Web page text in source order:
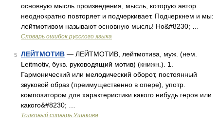
основную мысль произведения, мысль, которую автор
неоднократно повторяет и подчеркивает. Подчеркнем и мы:
лейтмотивом называют основную мысль! Но&#8230; …
Словарь ошибок русского языка
5 ЛЕЙТМОТИВ — ЛЕЙТМОТИВ, лейтмотива, муж. (нем.
Leitmotiv, букв. руководящий мотив) (книжн.). 1.
Гармонический или мелодический оборот, постоянный
звуковой образ (преимущественно в опере), употр.
композитором для характеристики какого нибудь героя или
какого&#8230; …
Толковый словарь Ушакова